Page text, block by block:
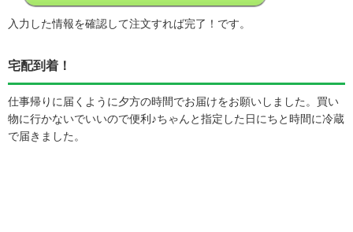
入力した情報を確認して注文すれば完了！です。
宅配到着！
仕事帰りに届くように夕方の時間でお届けをお願いしました。買い
物に行かないでいいので便利♪ちゃんと指定した日にちと時間に冷蔵
で届きました。